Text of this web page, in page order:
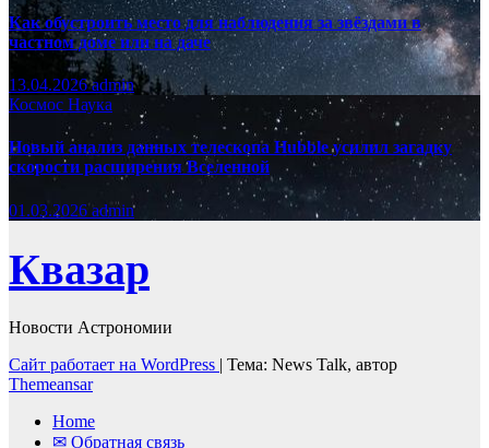
Как обустроить место для наблюдения за звёздами в
частном доме или на даче
13.04.2026admin
Космос Наука
Новый анализ данных телескопа Hubble усилил загадку
скорости расширения Вселенной
01.03.2026admin
Квазар
Новости Астрономии
Сайт работает на WordPress | Тема: News Talk, автор
Themeansar
Home
✉ Обратная связь